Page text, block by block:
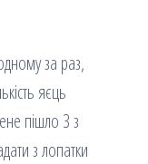
за раз,
яєць
пішло 3 з
з лопатки